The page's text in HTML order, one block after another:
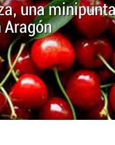
una
Aragón